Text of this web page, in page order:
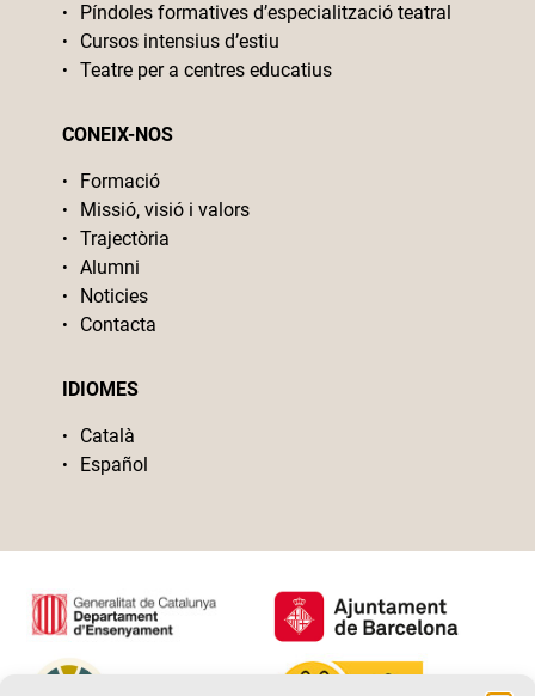
Píndoles formatives d’especialització teatral
Cursos intensius d’estiu
Teatre per a centres educatius
CONEIX-NOS
Formació
Missió, visió i valors
Trajectòria
Alumni
Noticies
Contacta
IDIOMES
Català
Español